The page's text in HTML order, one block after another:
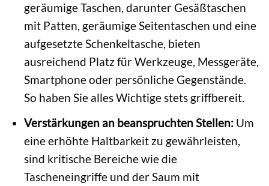
geräumige Taschen, darunter Gesäßtaschen
mit Patten, geräumige Seitentaschen und eine
aufgesetzte Schenkeltasche, bieten
ausreichend Platz für Werkzeuge, Messgeräte,
Smartphone oder persönliche Gegenstände.
So haben Sie alles Wichtige stets griffbereit.
Verstärkungen an beanspruchten Stellen:Um
eine erhöhte Haltbarkeit zu gewährleisten,
sind kritische Bereiche wie die
Tascheneingriffe und der Saum mit